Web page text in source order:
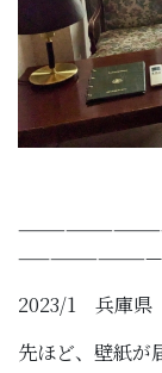
2023/1 兵庫
先ほど、壁紙が